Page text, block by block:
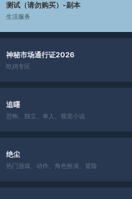
测试（请勿购买）-副本
生活服务
神秘市场通行证2026
吃鸡专区
追曙
恐怖 、 独立 、 单人 、 视觉小说
绝尘
热门游戏 、 动作 、 角色扮演 、 冒险